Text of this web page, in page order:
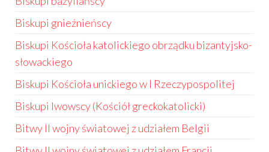
Biskupi gnieźnieńscy
Biskupi Kościoła katolickiego obrządku bizantyjsko-
słowackiego
Biskupi Kościoła unickiego w I Rzeczypospolitej
Biskupi lwowscy (Kościół greckokatolicki)
Bitwy II wojny światowej z udziałem Belgii